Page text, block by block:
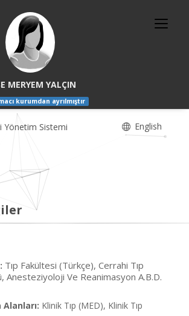
MERYEM YALÇIN
kurumdan ayrılmıştır
Yönetim Sistemi English
Tıp Fakültesi (Türkçe), Cerrahi Tıp
Anesteziyoloji Ve Reanimasyon A.B.D.
Alanları: Klinik Tıp (MED), Klinik Tıp